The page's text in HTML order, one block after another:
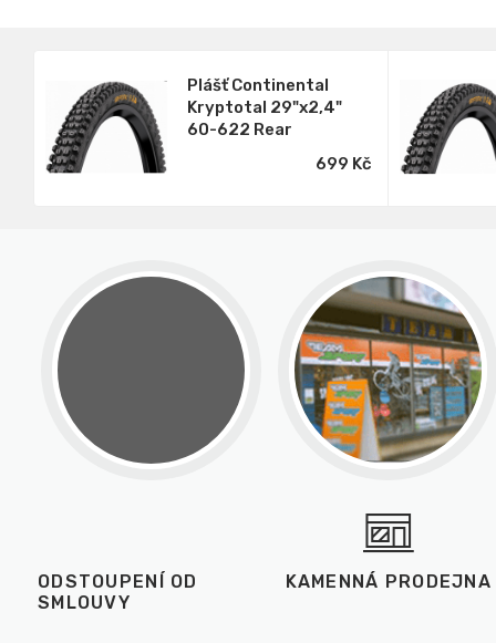
Plášť Continental
Kryptotal 29"x2,4"
60-622 Rear
699 Kč
ODSTOUPENÍ OD
SMLOUVY
KAMENNÁ PRODEJNA